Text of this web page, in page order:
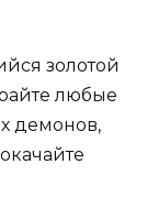
золотой
любые
демонов,